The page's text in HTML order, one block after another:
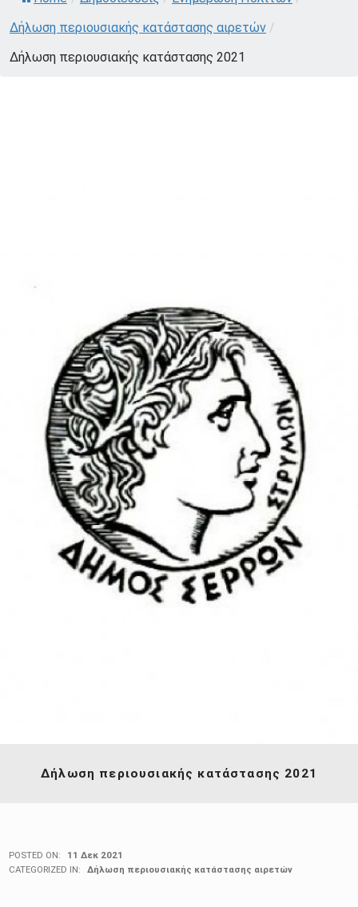
Δήλωση περιουσιακής κατάστασης αιρετών /
Δήλωση περιουσιακής κατάστασης 2021
Δήλωση περιουσιακής κατάστασης 2021
POSTED ON:
11 Δεκ 2021
CATEGORIZED IN:
Δήλωση περιουσιακής κατάστασης αιρετών